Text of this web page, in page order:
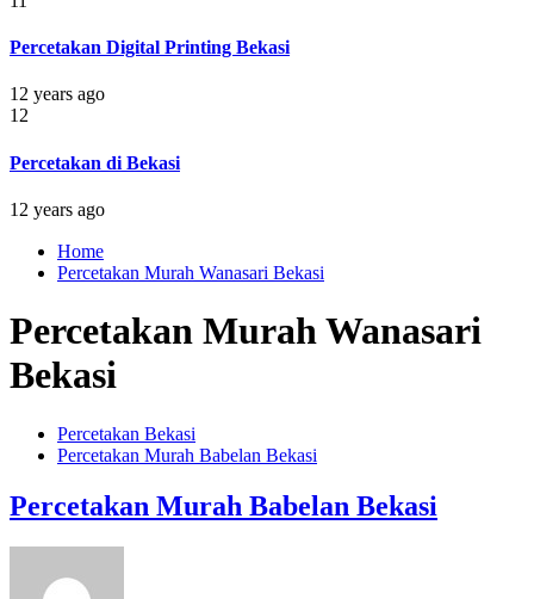
Percetakan Digital Printing Bekasi
12 years ago
12
Percetakan di Bekasi
12 years ago
Home
Percetakan Murah Wanasari Bekasi
Percetakan Murah Wanasari
Bekasi
Percetakan Bekasi
Percetakan Murah Babelan Bekasi
Percetakan Murah Babelan Bekasi